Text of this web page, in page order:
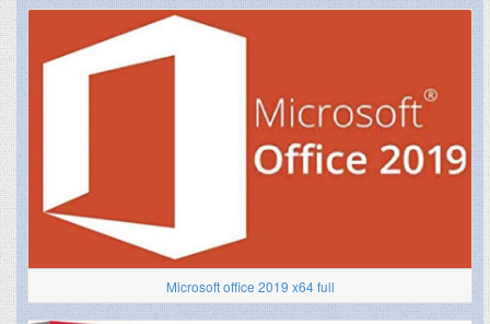
Microsoft office 2019 x64 full